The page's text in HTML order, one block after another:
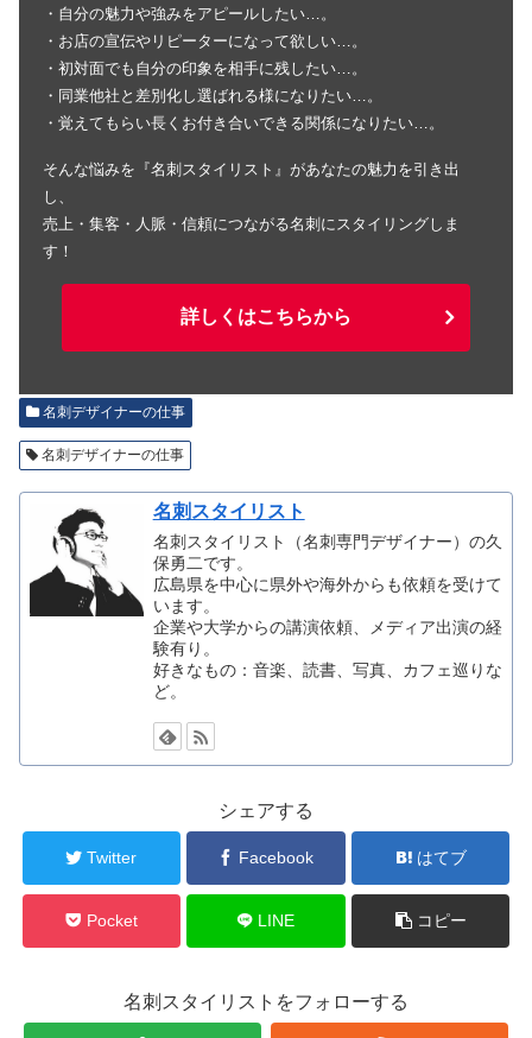
・自分の魅力や強みをアピールしたい…。
・お店の宣伝やリピーターになって欲しい…。
・初対面でも自分の印象を相手に残したい…。
・同業他社と差別化し選ばれる様になりたい…。
・覚えてもらい長くお付き合いできる関係になりたい…。
そんな悩みを『名刺スタイリスト』があなたの魅力を引き出
し、
売上・集客・人脈・信頼につながる名刺にスタイリングしま
す！
詳しくはこちらから
名刺デザイナーの仕事
名刺デザイナーの仕事
名刺スタイリスト
名刺スタイリスト（名刺専門デザイナー）の久
保勇二です。
広島県を中心に県外や海外からも依頼を受けて
います。
企業や大学からの講演依頼、メディア出演の経
験有り。
好きなもの：音楽、読書、写真、カフェ巡りな
ど。
シェアする
Twitter Facebook はてブ
Pocket LINE コピー
名刺スタイリストをフォローする